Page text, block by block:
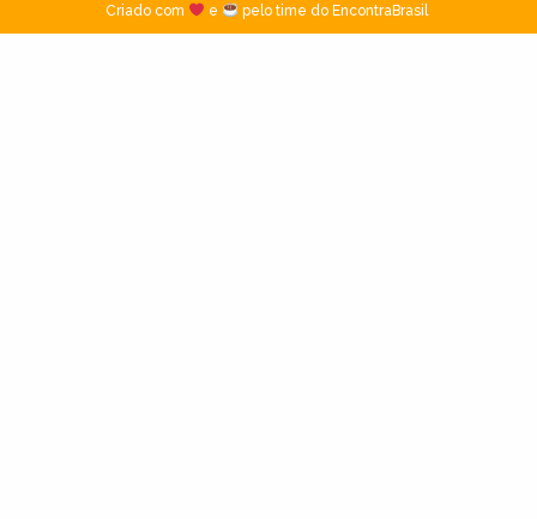
Criado com
e pelo time do EncontraBrasil